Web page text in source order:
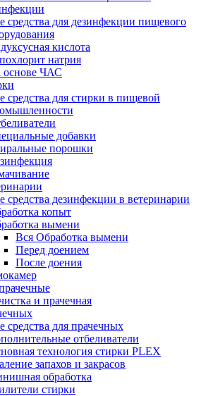
средства для дезинфекции пищевого
кислота
натрия
основе ЧАС
средства для стирки в пищевой
добавки
порошки
средства дезинфекции в ветеринарии
копыт
вымени
Вся Обработка вымени
Перед доением
После доения
и прачечная
средства для прачечных
отбеливатели
технология стирки PLEX
запахов и закрасов
обработка
стирки